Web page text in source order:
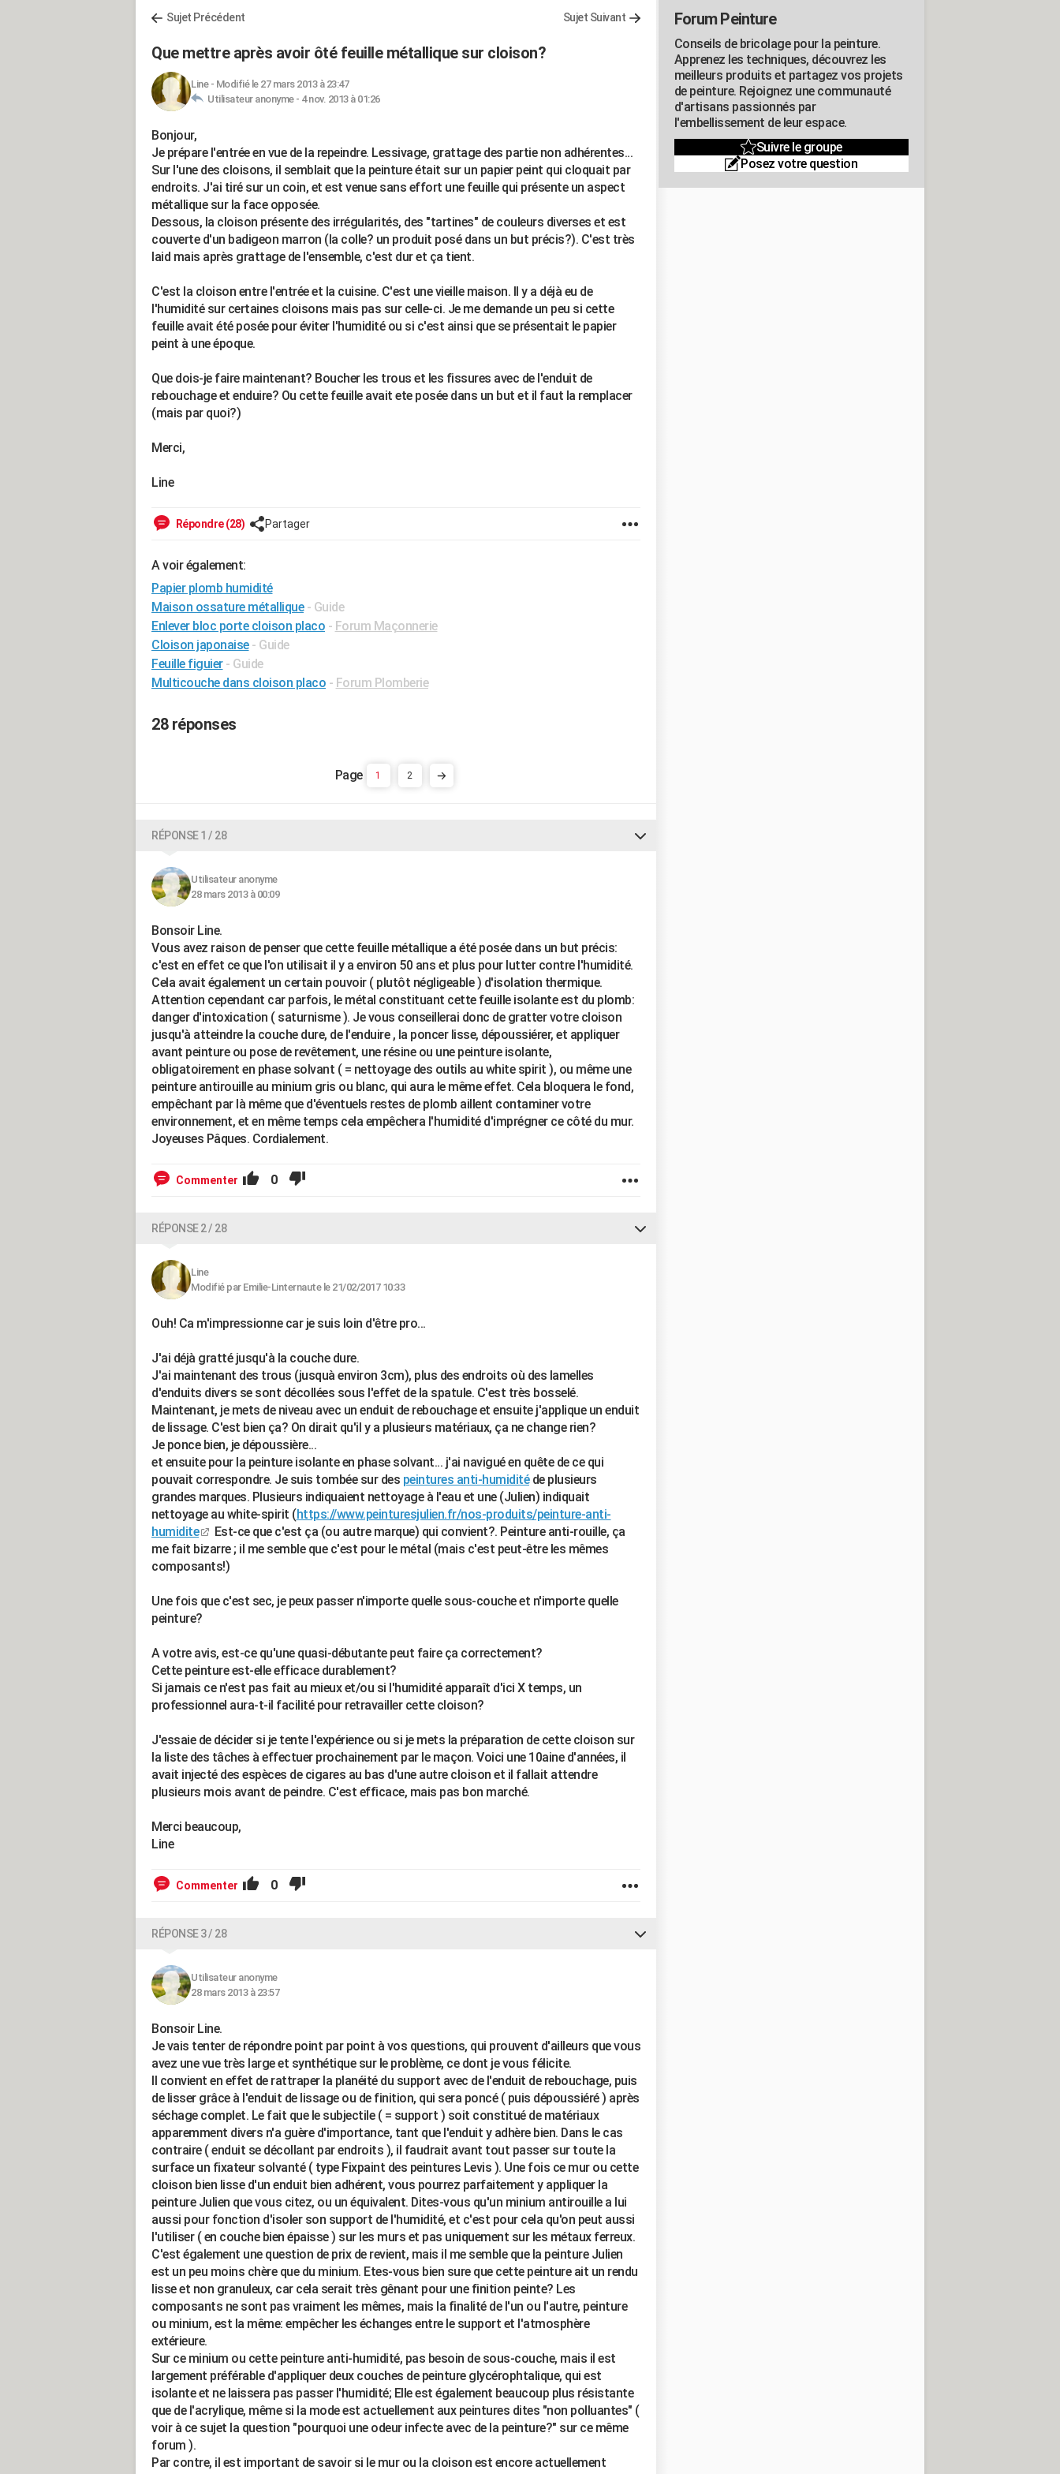
Sujet Précédent Sujet Suivant
Que mettre après avoir ôté feuille métallique sur cloison?
Line- Modifié le 27 mars 2013 à 23:47
Utilisateur anonyme - 4 nov. 2013 à 01:26
Bonjour,
Je prépare l'entrée en vue de la repeindre. Lessivage, grattage des partie non adhérentes...
Sur l'une des cloisons, il semblait que la peinture était sur un papier peint qui cloquait par
endroits. J'ai tiré sur un coin, et est venue sans effort une feuille qui présente un aspect
métallique sur la face opposée.
Dessous, la cloison présente des irrégularités, des "tartines" de couleurs diverses et est
couverte d'un badigeon marron (la colle? un produit posé dans un but précis?). C'est très
laid mais après grattage de l'ensemble, c'est dur et ça tient.
C'est la cloison entre l'entrée et la cuisine. C'est une vieille maison. Il y a déjà eu de
l'humidité sur certaines cloisons mais pas sur celle-ci. Je me demande un peu si cette
feuille avait été posée pour éviter l'humidité ou si c'est ainsi que se présentait le papier
peint à une époque.
Que dois-je faire maintenant? Boucher les trous et les fissures avec de l'enduit de
rebouchage et enduire? Ou cette feuille avait ete posée dans un but et il faut la remplacer
(mais par quoi?)
Merci,
Line
Répondre (28) Partager
A voir également:
Papier plomb humidité
Maison ossature métallique - Guide
Enlever bloc porte cloison placo - Forum Maçonnerie
Cloison japonaise - Guide
Feuille figuier - Guide
Multicouche dans cloison placo - Forum Plomberie
28 réponses
1 2
RÉPONSE 1 / 28
Utilisateur anonyme
28 mars 2013 à 00:09
Bonsoir Line.
Vous avez raison de penser que cette feuille métallique a été posée dans un but précis:
c'est en effet ce que l'on utilisait il y a environ 50 ans et plus pour lutter contre l'humidité.
Cela avait également un certain pouvoir ( plutôt négligeable ) d'isolation thermique.
Attention cependant car parfois, le métal constituant cette feuille isolante est du plomb:
danger d'intoxication ( saturnisme ). Je vous conseillerai donc de gratter votre cloison
jusqu'à atteindre la couche dure, de l'enduire , la poncer lisse, dépoussiérer, et appliquer
avant peinture ou pose de revêtement, une résine ou une peinture isolante,
obligatoirement en phase solvant ( = nettoyage des outils au white spirit ), ou même une
peinture antirouille au minium gris ou blanc, qui aura le même effet. Cela bloquera le fond,
empêchant par là même que d'éventuels restes de plomb aillent contaminer votre
environnement, et en même temps cela empêchera l'humidité d'imprégner ce côté du mur.
Joyeuses Pâques. Cordialement.
Commenter 0
RÉPONSE 2 / 28
Line
Modifié par Emilie-Linternaute le 21/02/2017 10:33
Ouh! Ca m'impressionne car je suis loin d'être pro...
J'ai déjà gratté jusqu'à la couche dure.
J'ai maintenant des trous (jusquà environ 3cm), plus des endroits où des lamelles
d'enduits divers se sont décollées sous l'effet de la spatule. C'est très bosselé.
Maintenant, je mets de niveau avec un enduit de rebouchage et ensuite j'applique un enduit
de lissage. C'est bien ça? On dirait qu'il y a plusieurs matériaux, ça ne change rien?
Je ponce bien, je dépoussière...
et ensuite pour la peinture isolante en phase solvant... j'ai navigué en quête de ce qui
pouvait correspondre. Je suis tombée sur des peintures anti-humiditéde plusieurs
grandes marques. Plusieurs indiquaient nettoyage à l'eau et une (Julien) indiquait
nettoyage au white-spirit (https://www.peinturesjulien.fr/nos-produits/peinture-anti-
humidite
Est-ce que c'est ça (ou autre marque) qui convient?. Peinture anti-rouille, ça
me fait bizarre ; il me semble que c'est pour le métal (mais c'est peut-être les mêmes
composants!)
Une fois que c'est sec, je peux passer n'importe quelle sous-couche et n'importe quelle
peinture?
A votre avis, est-ce qu'une quasi-débutante peut faire ça correctement?
Cette peinture est-elle efficace durablement?
Si jamais ce n'est pas fait au mieux et/ou si l'humidité apparaît d'ici X temps, un
professionnel aura-t-il facilité pour retravailler cette cloison?
J'essaie de décider si je tente l'expérience ou si je mets la préparation de cette cloison sur
la liste des tâches à effectuer prochainement par le maçon. Voici une 10aine d'années, il
avait injecté des espèces de cigares au bas d'une autre cloison et il fallait attendre
plusieurs mois avant de peindre. C'est efficace, mais pas bon marché.
Merci beaucoup,
Line
Commenter 0
RÉPONSE 3 / 28
Utilisateur anonyme
28 mars 2013 à 23:57
Bonsoir Line.
Je vais tenter de répondre point par point à vos questions, qui prouvent d'ailleurs que vous
avez une vue très large et synthétique sur le problème, ce dont je vous félicite.
Il convient en effet de rattraper la planéité du support avec de l'enduit de rebouchage, puis
de lisser grâce à l'enduit de lissage ou de finition, qui sera poncé ( puis dépoussiéré ) après
séchage complet. Le fait que le subjectile ( = support ) soit constitué de matériaux
apparemment divers n'a guère d'importance, tant que l'enduit y adhère bien. Dans le cas
contraire ( enduit se décollant par endroits ), il faudrait avant tout passer sur toute la
surface un fixateur solvanté ( type Fixpaint des peintures Levis ). Une fois ce mur ou cette
cloison bien lisse d'un enduit bien adhérent, vous pourrez parfaitement y appliquer la
peinture Julien que vous citez, ou un équivalent. Dites-vous qu'un minium antirouille a lui
aussi pour fonction d'isoler son support de l'humidité, et c'est pour cela qu'on peut aussi
l'utiliser ( en couche bien épaisse ) sur les murs et pas uniquement sur les métaux ferreux.
C'est également une question de prix de revient, mais il me semble que la peinture Julien
est un peu moins chère que du minium. Etes-vous bien sure que cette peinture ait un rendu
lisse et non granuleux, car cela serait très gênant pour une finition peinte? Les
composants ne sont pas vraiment les mêmes, mais la finalité de l'un ou l'autre, peinture
ou minium, est la même: empêcher les échanges entre le support et l'atmosphère
extérieure.
Sur ce minium ou cette peinture anti-humidité, pas besoin de sous-couche, mais il est
largement préférable d'appliquer deux couches de peinture glycérophtalique, qui est
isolante et ne laissera pas passer l'humidité; Elle est également beaucoup plus résistante
que de l'acrylique, même si la mode est actuellement aux peintures dites "non polluantes" (
voir à ce sujet la question "pourquoi une odeur infecte avec de la peinture?" sur ce même
forum ).
Par contre, il est important de savoir si le mur ou la cloison est encore actuellement
Forum Peinture
Conseils de bricolage pour la peinture.
Apprenez les techniques, découvrez les
meilleurs produits et partagez vos projets
de peinture. Rejoignez une communauté
d'artisans passionnés par
l'embellissement de leur espace.
Suivre le groupe
Posez votre question